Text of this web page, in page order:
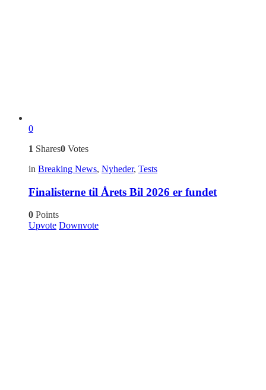
0
1 Shares0 Votes
in Breaking News, Nyheder, Tests
Finalisterne til Årets Bil 2026 er fundet
0 Points
Upvote Downvote